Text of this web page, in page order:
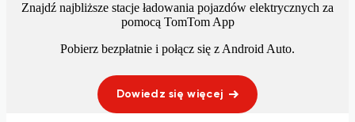
Znajdź najbliższe stacje ładowania pojazdów elektrycznych za
pomocą TomTom App
Pobierz bezpłatnie i połącz się z Android Auto.
Dowiedz się więcej